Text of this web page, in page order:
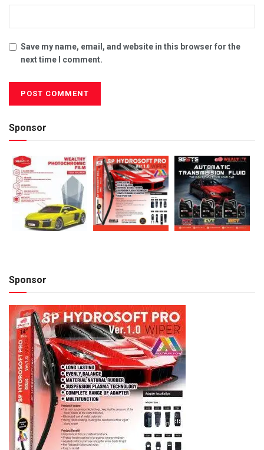
Save my name, email, and website in this browser for the
next time I comment.
Sponsor
Sponsor